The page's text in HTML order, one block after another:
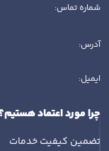
شماره تماس:
آدرس:
ایمیل:
چرا مورد اعتماد
تضمین کیفیت خدمات